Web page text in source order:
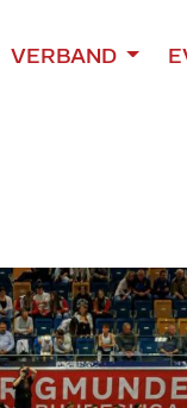
VERBAND